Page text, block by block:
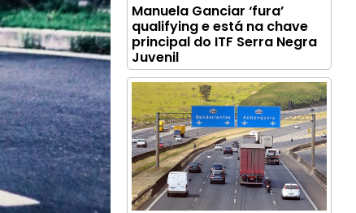
Manuela Ganciar ‘fura’
qualifying e está na chave
principal do ITF Serra Negra
Juvenil